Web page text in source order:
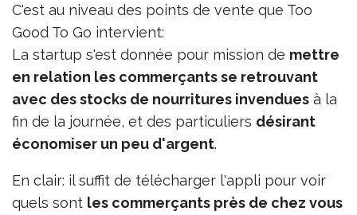
C'est au niveau des points de vente que Too
Good To Go intervient:
La startup s'est donnée pour mission de mettre
en relation les commerçants se retrouvant
avec des stocks de nourritures invendues à la
fin de la journée, et des particuliers désirant
économiser un peu d'argent.
En clair: il suffit de télécharger l'appli pour voir
quels sont les commerçants près de chez vous